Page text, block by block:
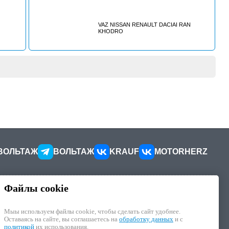
G_);
VAZ NISSAN RENAULT DACIAI RAN
KHODRO
ВОЛЬТАЖ KRAUF MOTORHERZ
КОНТАКТЫ
Как связаться
Наши реквизиты
Файлы cookie
Мыы используем файлы cookie, чтобы cделать сайт удобнее.
Оставаясь на сайте, вы соглашаетесь на обработку данных и с
политикой их использования.